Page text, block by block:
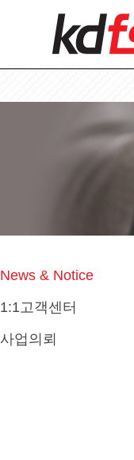
News & Notice
1:1고객센터
사업의뢰